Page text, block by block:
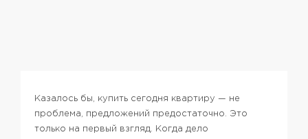
Казалось бы, купить сегодня квартиру — не
проблема, предложений предостаточно. Это
только на первый взгляд. Когда дело